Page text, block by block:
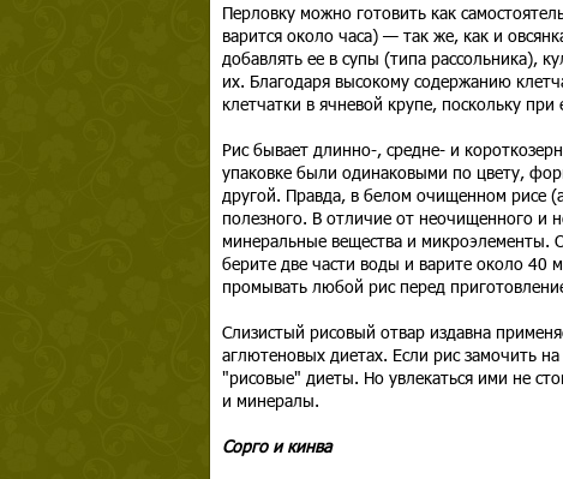
Перловку можно готовить как
варится около часа) — так же, как и
добавлять ее в супы (типа рассольника),
их. Благодаря высокому содержанию
клетчатки в ячневой крупе, поскольку
Рис бывает длинно-, средне- и
упаковке были одинаковыми по цвету,
другой. Правда, в белом очищенном рисе
полезного. В отличие от неочищенного и
минеральные вещества и микроэлементы.
берите две части воды и варите около 40
промывать любой рис перед
Слизистый рисовый отвар издавна
аглютеновых диетах. Если рис замочить
"рисовые" диеты. Но увлекаться ими не
и минералы.
Сорго и кинва